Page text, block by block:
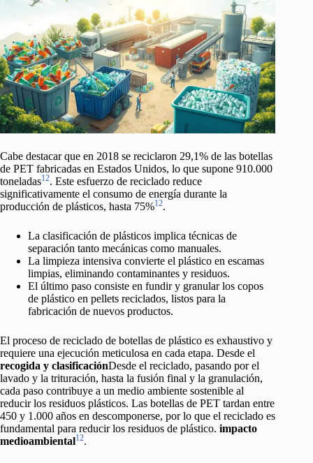
Cabe destacar que en 2018 se reciclaron 29,1% de las botellas
de PET fabricadas en Estados Unidos, lo que supone 910.000
toneladas12. Este esfuerzo de reciclado reduce
significativamente el consumo de energía durante la
producción de plásticos, hasta 75%12.
La clasificación de plásticos implica técnicas de
separación tanto mecánicas como manuales.
La limpieza intensiva convierte el plástico en escamas
limpias, eliminando contaminantes y residuos.
El último paso consiste en fundir y granular los copos
de plástico en pellets reciclados, listos para la
fabricación de nuevos productos.
El proceso de reciclado de botellas de plástico es exhaustivo y
requiere una ejecución meticulosa en cada etapa. Desde el
recogida y clasificaciónDesde el reciclado, pasando por el
lavado y la trituración, hasta la fusión final y la granulación,
cada paso contribuye a un medio ambiente sostenible al
reducir los residuos plásticos. Las botellas de PET tardan entre
450 y 1.000 años en descomponerse, por lo que el reciclado es
fundamental para reducir los residuos de plástico. impacto
medioambiental12.